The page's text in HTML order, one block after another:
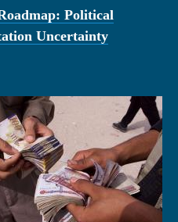
Political
Uncertainty